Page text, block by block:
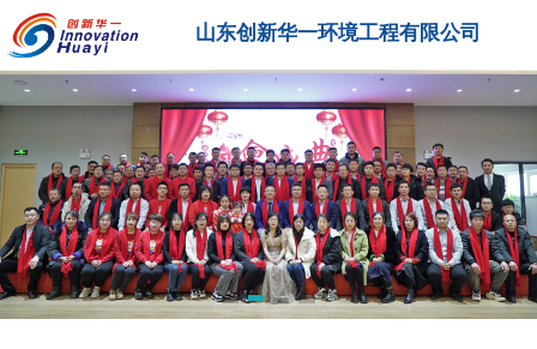
山东创新华一环境工程有限公司